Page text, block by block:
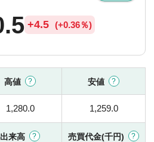
+4.5 (+0.36％)
高値 安値
1,280.0 1,259.0
出来高 売買代金(千円)